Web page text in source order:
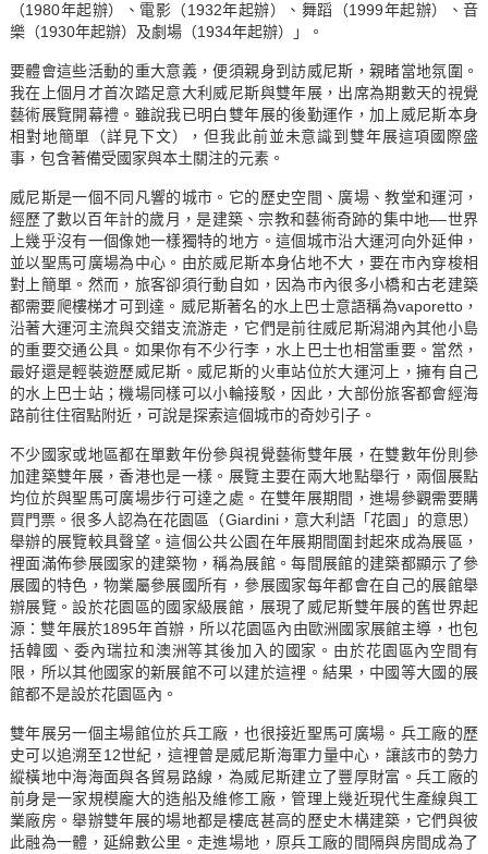
（1980年起辦）、電影（1932年起辦）、舞蹈（1999年起辦）、音
樂（1930年起辦）及劇場（1934年起辦）」。
要體會這些活動的重大意義，便須親身到訪威尼斯，親睹當地氛圍。
我在上個月才首次踏足意大利威尼斯與雙年展，出席為期數天的視覺
藝術展覽開幕禮。雖說我已明白雙年展的後勤運作，加上威尼斯本身
相對地簡單（詳見下文），但我此前並未意識到雙年展這項國際盛
事，包含著備受國家與本土關注的元素。
威尼斯是一個不同凡響的城市。它的歷史空間、廣場、教堂和運河，
經歷了數以百年計的歲月，是建築、宗教和藝術奇跡的集中地––世界
上幾乎沒有一個像她一樣獨特的地方。這個城市沿大運河向外延伸，
並以聖馬可廣場為中心。由於威尼斯本身佔地不大，要在市內穿梭相
對上簡單。然而，旅客卻須行動自如，因為市內很多小橋和古老建築
都需要爬樓梯才可到達。威尼斯著名的水上巴士意語稱為vaporetto，
沿著大運河主流與交錯支流游走，它們是前往威尼斯潟湖內其他小島
的重要交通公具。如果你有不少行李，水上巴士也相當重要。當然，
最好還是輕裝遊歷威尼斯。威尼斯的火車站位於大運河上，擁有自己
的水上巴士站；機場同樣可以小輪接駁，因此，大部份旅客都會經海
路前往住宿點附近，可說是探索這個城市的奇妙引子。
不少國家或地區都在單數年份參與視覺藝術雙年展，在雙數年份則參
加建築雙年展，香港也是一樣。展覽主要在兩大地點舉行，兩個展點
均位於與聖馬可廣場步行可達之處。在雙年展期間，進場參觀需要購
買門票。很多人認為在花園區（Giardini，意大利語「花園」的意思）
舉辦的展覽較具聲望。這個公共公園在年展期間圍封起來成為展區，
裡面滿佈參展國家的建築物，稱為展館。每間展館的建築都顯示了參
展國的特色，物業屬參展國所有，參展國家每年都會在自己的展館舉
辦展覽。設於花園區的國家級展館，展現了威尼斯雙年展的舊世界起
源：雙年展於1895年首辦，所以花園區內由歐洲國家展館主導，也包
括韓國、委內瑞拉和澳洲等其後加入的國家。由於花園區內空間有
限，所以其他國家的新展館不可以建於這裡。結果，中國等大國的展
館都不是設於花園區內。
雙年展另一個主場館位於兵工廠，也很接近聖馬可廣場。兵工廠的歷
史可以追溯至12世紀，這裡曾是威尼斯海軍力量中心，讓該市的勢力
縱橫地中海海面與各貿易路線，為威尼斯建立了豐厚財富。兵工廠的
前身是一家規模龐大的造船及維修工廠，管理上幾近現代生產線與工
業廠房。舉辦雙年展的場地都是樓底甚高的歷史木構建築，它們與彼
此融為一體，延綿數公里。走進場地，原兵工廠的間隔與房間成為了